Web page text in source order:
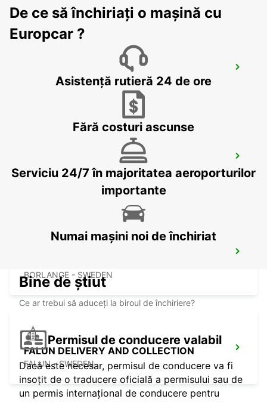
VASTERAS - SWEDEN
BORLANGE - SWEDEN
BORLANGE - SWEDEN
FALUN DELIVERY AND COLLECTION
FALUN - SWEDEN
De ce să închiriați o mașină cu
Europcar ?
Asistență rutieră 24 de ore
Fără costuri ascunse
Serviciu 24/7 în majoritatea aeroporturilor
importante
Numai mașini noi de închiriat
Bine de știut
Ce ar trebui să aduceți la biroul de închiriere?
Permisul de conducere valabil
Dacă este necesar, permisul de conducere va fi
insoțit de o traducere oficială a permisului sau de
un permis internațional de conducere pentru